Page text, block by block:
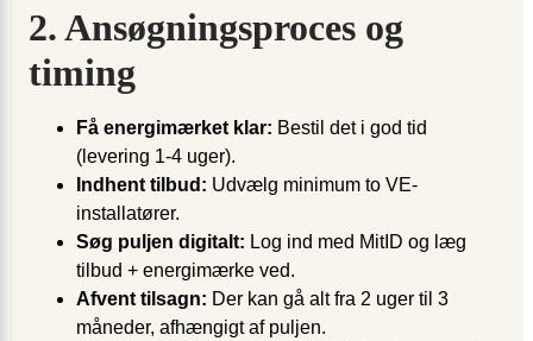
2. Ansøgningsproces og
timing
Få energimærket klar: Bestil det i god tid
(levering 1-4 uger).
Indhent tilbud: Udvælg minimum to VE-
installatører.
Søg puljen digitalt: Log ind med MitID og læg
tilbud + energimærke ved.
Afvent tilsagn: Der kan gå alt fra 2 uger til 3
måneder, afhængigt af puljen.